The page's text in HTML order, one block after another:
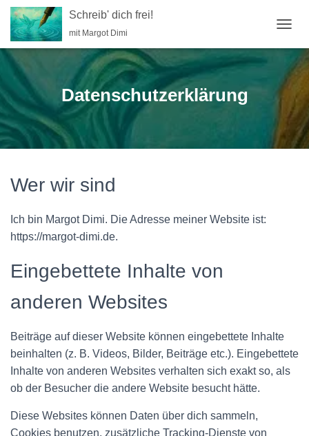
Schreib' dich frei!
mit Margot Dimi
A
I
G
O
Datenschutzerklärung
Wer wir sind
Ich bin Margot Dimi. Die Adresse meiner Website ist:
https://margot-dimi.de.
Eingebettete Inhalte von
anderen Websites
Beiträge auf dieser Website können eingebettete Inhalte
beinhalten (z. B. Videos, Bilder, Beiträge etc.). Eingebettete
Inhalte von anderen Websites verhalten sich exakt so, als
ob der Besucher die andere Website besucht hätte.
Diese Websites können Daten über dich sammeln,
Cookies benutzen, zusätzliche Tracking-Dienste von